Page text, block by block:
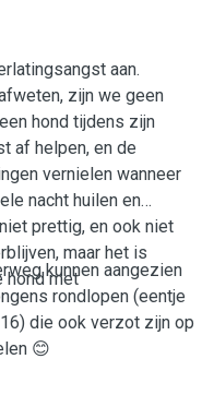
aan.
zijn we geen
hond tijdens zijn
af helpen, en de
vernielen wanneer
nacht huilen en
prettig, en ook niet
maar het is
hond metkunnen aangezien
rondlopen (eentje
die ook verzot zijn op
😊